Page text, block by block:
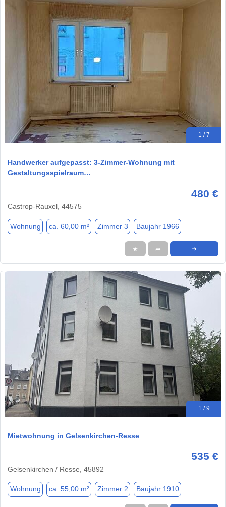
1 / 7
Handwerker aufgepasst: 3-Zimmer-Wohnung mit
Gestaltungsspielraum…
480 €
Castrop-Rauxel, 44575
Wohnung ca. 60,00 m² Zimmer 3 Baujahr 1966
★ ➦ ➜
1 / 9
Mietwohnung in Gelsenkirchen-Resse
535 €
Gelsenkirchen / Resse, 45892
Wohnung ca. 55,00 m² Zimmer 2 Baujahr 1910